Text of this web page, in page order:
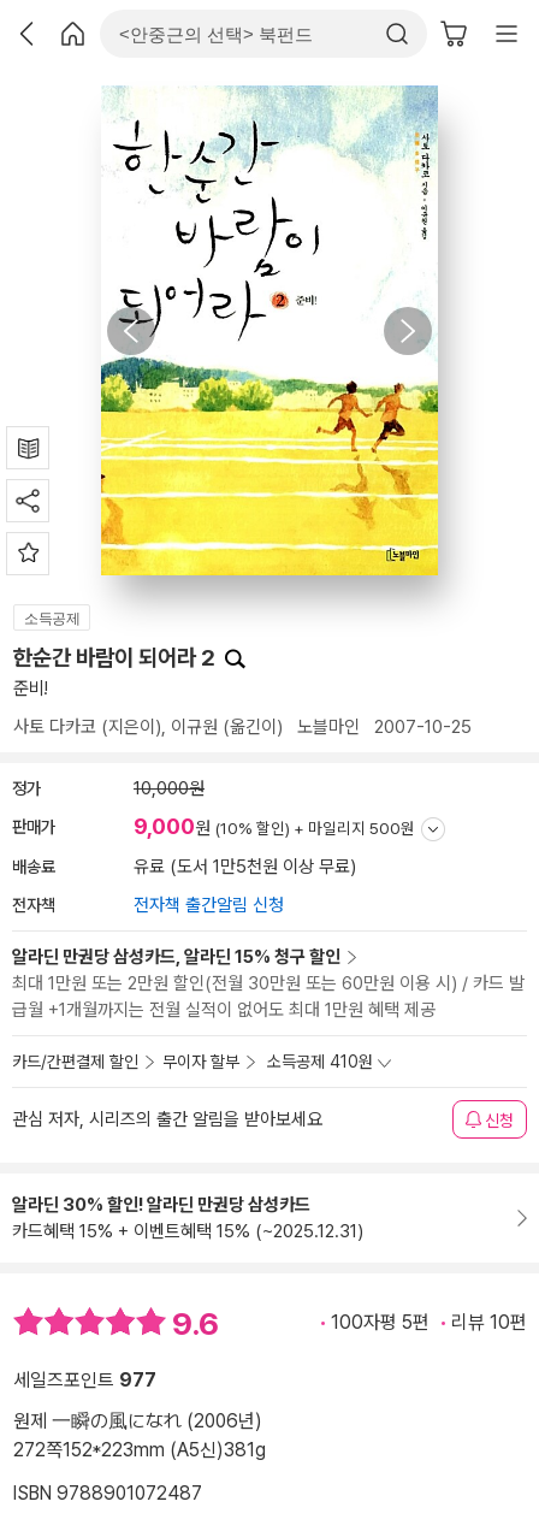
소득공제
한순간 바람이 되어라 2
준비!
사토 다카코 (지은이), 이규원 (옮긴이) 노블마인 2007-10-25
정가 10,000원
판매가 9,000원 (10% 할인) + 마일리지 500원
배송료 유료 (도서 1만5천원 이상 무료)
전자책 전자책 출간알림 신청
알라딘 만권당 삼성카드, 알라딘 15% 청구 할인
최대 1만원 또는 2만원 할인(전월 30만원 또는 60만원 이용 시) / 카드 발
급월 +1개월까지는 전월 실적이 없어도 최대 1만원 혜택 제공
카드/간편결제 할인 무이자 할부 소득공제 410원
관심 저자, 시리즈의 출간 알림을 받아보세요 신청
알라딘 30% 할인! 알라딘 만권당 삼성카드
카드혜택 15% + 이벤트혜택 15% (~2025.12.31)
9.6 100자평 5편 리뷰 10편
세일즈포인트 977
원제 一瞬の風になれ (2006년)
272쪽152*223mm (A5신)381g
ISBN 9788901072487